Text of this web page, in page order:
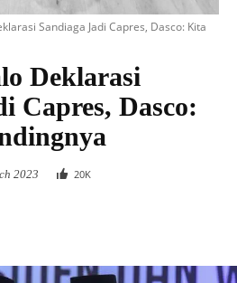
Sandiaga Jadi Capres, Dasco: Kita
Deklarasi
Capres, Dasco:
2023 20K